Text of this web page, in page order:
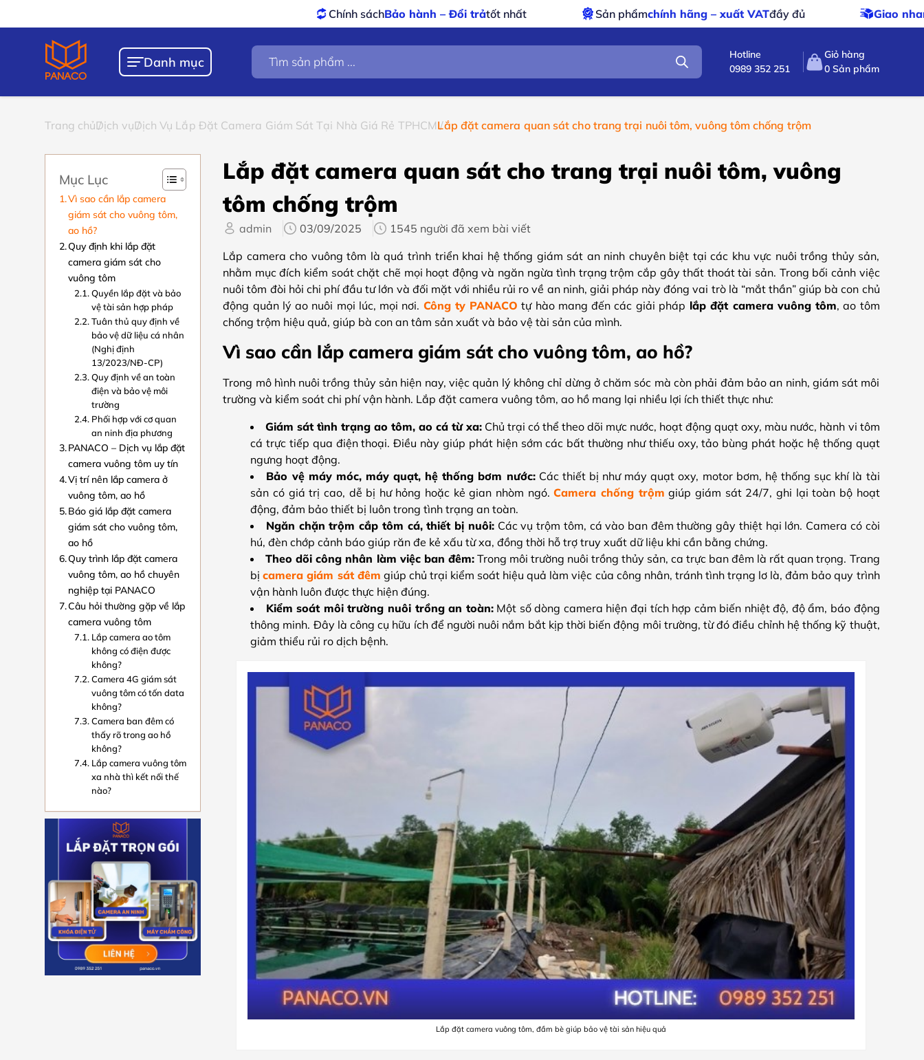
Bảo hành – Đổi trảtốt nhất Sản phẩm chính hãng – xuất VATđầy đủ Giao nhanh – giao miễn phí
Danh mục
Tìm
kiếm
sản
Hotline
0989 352 251
Giỏ hàng
0 Sản phẩm
Trang chủDịch vụDịch Vụ Lắp Đặt Camera Giám Sát Tại Nhà Giá Rẻ TPHCMLắp đặt camera quan sát cho trang trại nuôi tôm, vuông tôm chống trộm
Mục Lục
Vì sao cần lắp camera
giám sát cho vuông tôm,
ao hồ?
Quy định khi lắp đặt
camera giám sát cho
vuông tôm
Quyền lắp đặt và bảo
vệ tài sản hợp pháp
Tuân thủ quy định về
bảo vệ dữ liệu cá nhân
(Nghị định
13/2023/NĐ-CP)
Quy định về an toàn
điện và bảo vệ môi
trường
Phối hợp với cơ quan
an ninh địa phương
PANACO – Dịch vụ lắp đặt
camera vuông tôm uy tín
Vị trí nên lắp camera ở
vuông tôm, ao hồ
Báo giá lắp đặt camera
giám sát cho vuông tôm,
ao hồ
Quy trình lắp đặt camera
vuông tôm, ao hồ chuyên
nghiệp tại PANACO
Câu hỏi thường gặp về lắp
camera vuông tôm
Lắp camera ao tôm
không có điện được
không?
Camera 4G giám sát
vuông tôm có tốn data
không?
Camera ban đêm có
thấy rõ trong ao hồ
không?
Lắp camera vuông tôm
xa nhà thì kết nối thế
nào?
Lắp đặt camera quan sát cho trang trại nuôi tôm, vuông
tôm chống trộm
admin 03/09/2025
1545 người đã xem bài viết
Lắp camera cho vuông tôm là quá trình triển khai hệ thống giám sát an ninh chuyên biệt tại các khu vực nuôi trồng thủy sản,
nhằm mục đích kiểm soát chặt chẽ mọi hoạt động và ngăn ngừa tình trạng trộm cắp gây thất thoát tài sản. Trong bối cảnh việc
nuôi tôm đòi hỏi chi phí đầu tư lớn và đối mặt với nhiều rủi ro về an ninh, giải pháp này đóng vai trò là “mắt thần” giúp bà con chủ
động quản lý ao nuôi mọi lúc, mọi nơi. Công ty PANACO tự hào mang đến các giải pháp lắp đặt camera vuông tôm, ao tôm
chống trộm hiệu quả, giúp bà con an tâm sản xuất và bảo vệ tài sản của mình.
Vì sao cần lắp camera giám sát cho vuông tôm, ao hồ?
Trong mô hình nuôi trồng thủy sản hiện nay, việc quản lý không chỉ dừng ở chăm sóc mà còn phải đảm bảo an ninh, giám sát môi
trường và kiểm soát chi phí vận hành. Lắp đặt camera vuông tôm, ao hồ mang lại nhiều lợi ích thiết thực như:
Giám sát tình trạng ao tôm, ao cá từ xa: Chủ trại có thể theo dõi mực nước, hoạt động quạt oxy, màu nước, hành vi tôm
cá trực tiếp qua điện thoại. Điều này giúp phát hiện sớm các bất thường như thiếu oxy, tảo bùng phát hoặc hệ thống quạt
ngưng hoạt động.
Bảo vệ máy móc, máy quạt, hệ thống bơm nước:Các thiết bị như máy quạt oxy, motor bơm, hệ thống sục khí là tài
sản có giá trị cao, dễ bị hư hỏng hoặc kẻ gian nhòm ngó.Camera chống trộm giúp giám sát 24/7, ghi lại toàn bộ hoạt
động, đảm bảo thiết bị luôn trong tình trạng an toàn.
Ngăn chặn trộm cắp tôm cá, thiết bị nuôi:Các vụ trộm tôm, cá vào ban đêm thường gây thiệt hại lớn. Camera có còi
hú, đèn chớp cảnh báo giúp răn đe kẻ xấu từ xa, đồng thời hỗ trợ truy xuất dữ liệu khi cần bằng chứng.
Theo dõi công nhân làm việc ban đêm:Trong môi trường nuôi trồng thủy sản, ca trực ban đêm là rất quan trọng. Trang
bịcamera giám sát đêm giúp chủ trại kiểm soát hiệu quả làm việc của công nhân, tránh tình trạng lơ là, đảm bảo quy trình
vận hành luôn được thực hiện đúng.
Kiểm soát môi trường nuôi trồng an toàn:Một số dòng camera hiện đại tích hợp cảm biến nhiệt độ, độ ẩm, báo động
thông minh. Đây là công cụ hữu ích để người nuôi nắm bắt kịp thời biến động môi trường, từ đó điều chỉnh hệ thống kỹ thuật,
giảm thiểu rủi ro dịch bệnh.
Lắp đặt camera vuông tôm, đầm bè giúp bảo vệ tài sản hiệu quả